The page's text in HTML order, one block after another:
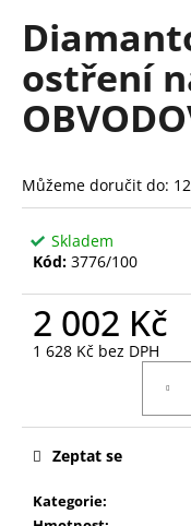
0,0
5
hvězdiček.
ostření
Můžeme doručit do:
Skladem
Kód: 3776/100
2 002 Kč
1 628 Kč bez DPH
Kategorie:
Zeptat se
?
D
o
p
o
u
u
m
e